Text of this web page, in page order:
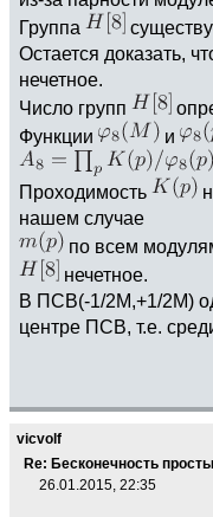
Группа
Остается доказать,
нечетное.
Число групп
Функции
и
Проходимость
нашем случае
по всем
нечетное.
В ПСВ(-1/2M,+1/2M)
центре ПСВ, т.е.
vicvolf
Re: Бесконечность
26.01.2015, 22:35